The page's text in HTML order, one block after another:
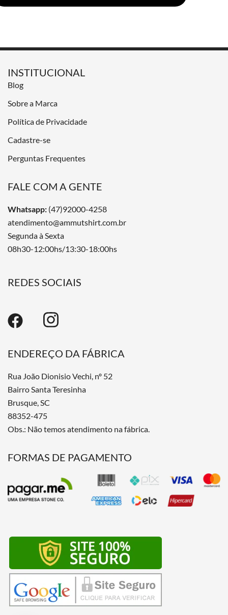
INSTITUCIONAL
Blog
Sobre a Marca
Política de Privacidade
Cadastre-se
Perguntas Frequentes
FALE COM A GENTE
Whatsapp: (47)92000-4258
atendimento@ammutshirt.com.br
Segunda à Sexta
08h30-12:00hs/13:30-18:00hs
REDES SOCIAIS
ENDEREÇO DA FÁBRICA
Rua João Dionisio Vechi, nº 52
Bairro Santa Teresinha
Brusque, SC
88352-475
Obs.: Não temos atendimento na fábrica.
FORMAS DE PAGAMENTO